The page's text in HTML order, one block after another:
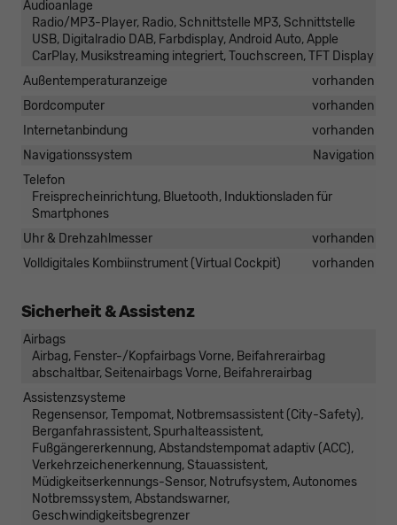
Audioanlage
Radio/MP3-Player, Radio, Schnittstelle MP3, Schnittstelle
USB, Digitalradio DAB, Farbdisplay, Android Auto, Apple
CarPlay, Musikstreaming integriert, Touchscreen, TFT Display
Außentemperaturanzeige
vorhanden
Bordcomputer
vorhanden
Internetanbindung
vorhanden
Navigationssystem
Navigation
Telefon
Freisprecheinrichtung, Bluetooth, Induktionsladen für
Smartphones
Uhr & Drehzahlmesser
vorhanden
Volldigitales Kombiinstrument (Virtual Cockpit)
vorhanden
Sicherheit & Assistenz
Airbags
Airbag, Fenster-/Kopfairbags Vorne, Beifahrerairbag
abschaltbar, Seitenairbags Vorne, Beifahrerairbag
Assistenzsysteme
Regensensor, Tempomat, Notbremsassistent (City-Safety),
Berganfahrassistent, Spurhalteassistent,
Fußgängererkennung, Abstandstempomat adaptiv (ACC),
Verkehrzeichenerkennung, Stauassistent,
Müdigkeitserkennungs-Sensor, Notrufsystem, Autonomes
Notbremssystem, Abstandswarner,
Geschwindigkeitsbegrenzer